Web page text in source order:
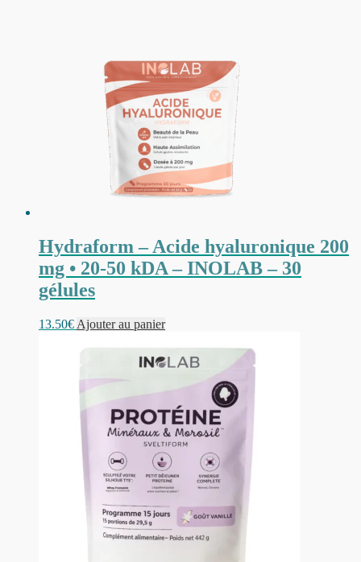
Hydraform – Acide hyaluronique 200
mg • 20-50 kDA – INOLAB – 30
gélules
13.50€ Ajouter au panier